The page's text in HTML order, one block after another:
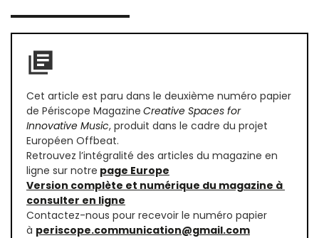
library_books
Cet article est paru dans le deuxième numéro papier
de Périscope Magazine Creative Spaces for
Innovative Music, produit dans le cadre du projet
Européen Offbeat.
Retrouvez l’intégralité des articles du magazine en
ligne sur notre page Europe
Version complète et numérique du magazine à
consulter en ligne
Contactez-nous pour recevoir le numéro papier
à periscope.communication@gmail.com